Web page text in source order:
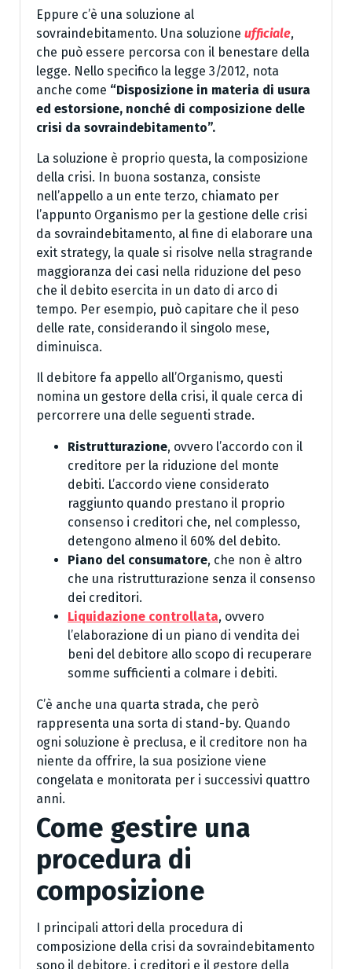
Eppure c’è una soluzione al
sovraindebitamento. Una soluzione ufficiale,
che può essere percorsa con il benestare della
legge. Nello specifico la legge 3/2012, nota
anche come “Disposizione in materia di usura
ed estorsione, nonché di composizione delle
crisi da sovraindebitamento”.
La soluzione è proprio questa, la composizione
della crisi. In buona sostanza, consiste
nell’appello a un ente terzo, chiamato per
l’appunto Organismo per la gestione delle crisi
da sovraindebitamento, al fine di elaborare una
exit strategy, la quale si risolve nella stragrande
maggioranza dei casi nella riduzione del peso
che il debito esercita in un dato di arco di
tempo. Per esempio, può capitare che il peso
delle rate, considerando il singolo mese,
diminuisca.
Il debitore fa appello all’Organismo, questi
nomina un gestore della crisi, il quale cerca di
percorrere una delle seguenti strade.
Ristrutturazione, ovvero l’accordo con il
creditore per la riduzione del monte
debiti. L’accordo viene considerato
raggiunto quando prestano il proprio
consenso i creditori che, nel complesso,
detengono almeno il 60% del debito.
Piano del consumatore, che non è altro
che una ristrutturazione senza il consenso
dei creditori.
Liquidazione controllata, ovvero
l’elaborazione di un piano di vendita dei
beni del debitore allo scopo di recuperare
somme sufficienti a colmare i debiti.
C’è anche una quarta strada, che però
rappresenta una sorta di stand-by. Quando
ogni soluzione è preclusa, e il creditore non ha
niente da offrire, la sua posizione viene
congelata e monitorata per i successivi quattro
anni.
Come gestire una
procedura di
composizione
I principali attori della procedura di
composizione della crisi da sovraindebitamento
sono il debitore, i creditori e il gestore della